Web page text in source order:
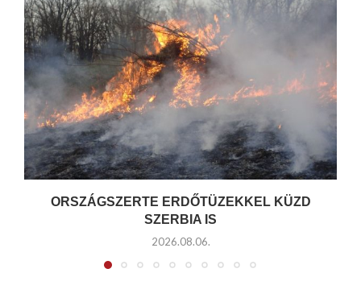
ORSZÁGSZERTE ERDŐTÜZEKKEL KÜZD
SZERBIA IS
2026.08.06.